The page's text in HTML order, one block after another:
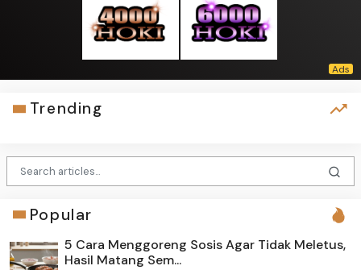
Trending
Popular
5 Cara Menggoreng Sosis Agar Tidak Meletus,
Hasil Matang Sem...